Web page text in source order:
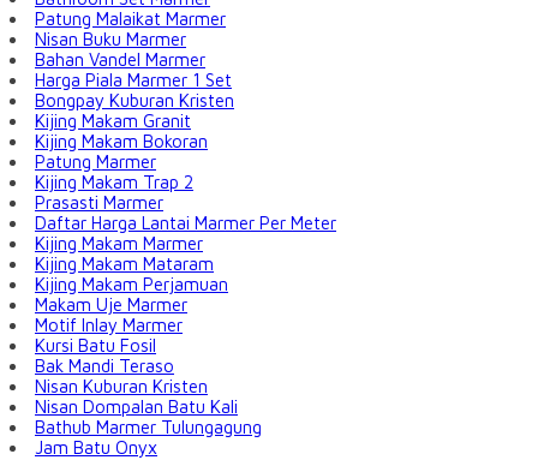
Patung Malaikat Marmer
Nisan Buku Marmer
Bahan Vandel Marmer
Harga Piala Marmer 1 Set
Bongpay Kuburan Kristen
Kijing Makam Granit
Kijing Makam Bokoran
Patung Marmer
Kijing Makam Trap 2
Prasasti Marmer
Daftar Harga Lantai Marmer Per Meter
Kijing Makam Marmer
Kijing Makam Mataram
Kijing Makam Perjamuan
Makam Uje Marmer
Motif Inlay Marmer
Kursi Batu Fosil
Bak Mandi Teraso
Nisan Kuburan Kristen
Nisan Dompalan Batu Kali
Bathub Marmer Tulungagung
Jam Batu Onyx